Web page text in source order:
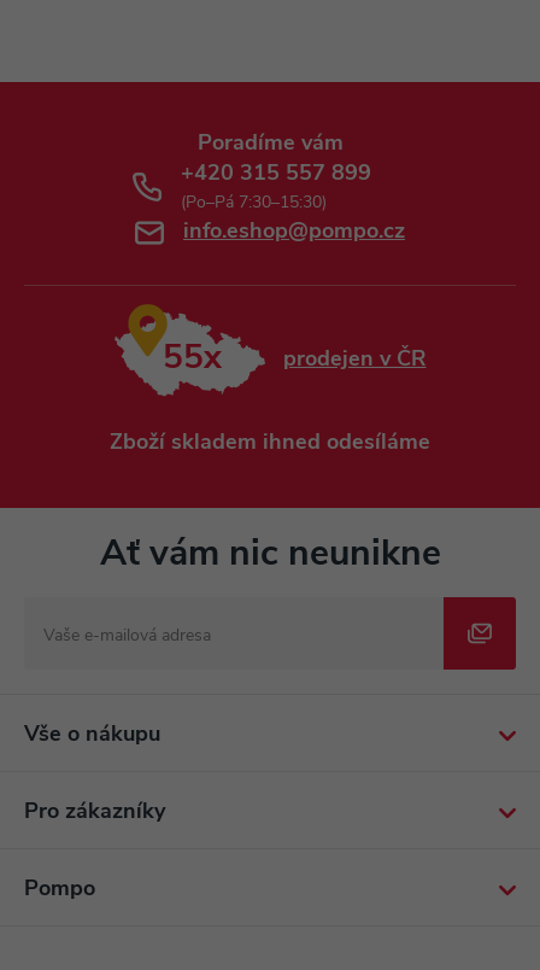
Poradíme vám
+420 315 557 899
(Po–Pá 7:30–15:30)
info.eshop@pompo.cz
55x prodejen v ČR
Zboží skladem ihned odesíláme
Ať vám nic neunikne
Vše o nákupu
Pro zákazníky
Pompo